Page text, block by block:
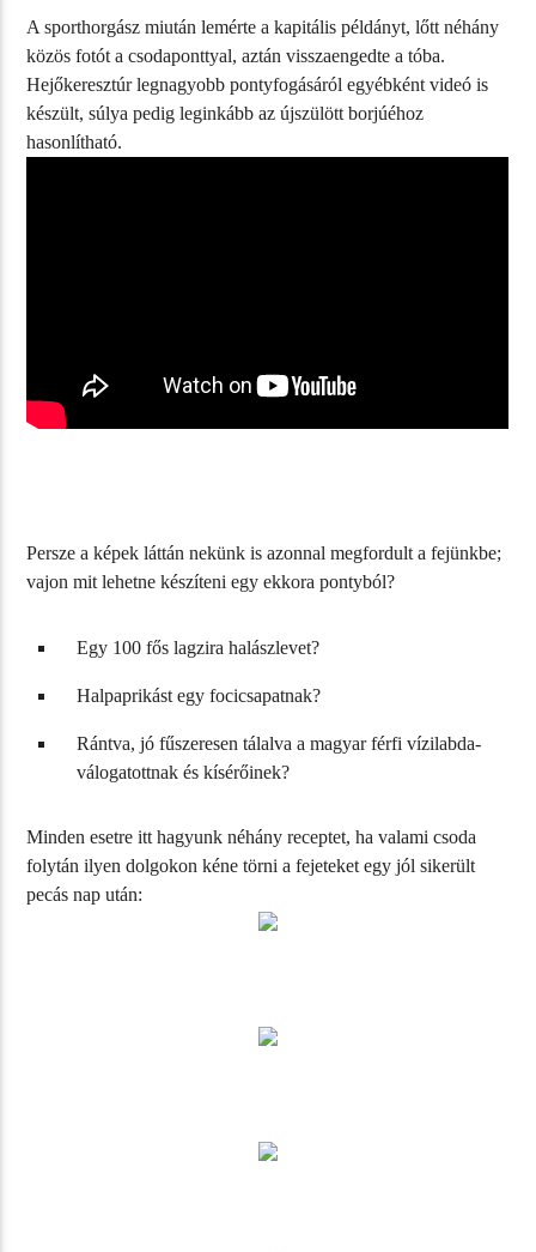
A sporthorgász miután lemérte a kapitális példányt, lőtt néhány
közös fotót a csodaponttyal, aztán visszaengedte a tóba.
Hejőkeresztúr legnagyobb pontyfogásáról egyébként videó is
készült, súlya pedig leginkább az újszülött borjúéhoz
hasonlítható.
Persze a képek láttán nekünk is azonnal megfordult a fejünkbe;
vajon mit lehetne készíteni egy ekkora pontyból?
Egy 100 fős lagzira halászlevet?
Halpaprikást egy focicsapatnak?
Rántva, jó fűszeresen tálalva a magyar férfi vízilabda-
válogatottnak és kísérőinek?
Minden esetre itt hagyunk néhány receptet, ha valami csoda
folytán ilyen dolgokon kéne törni a fejeteket egy jól sikerült
pecás nap után: